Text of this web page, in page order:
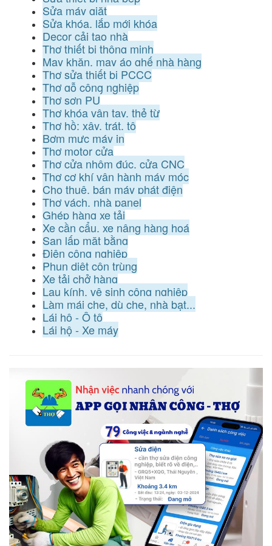
Sửa máy giặt
Sửa khóa, lắp mới khóa
Decor cải tạo nhà
Thợ thiết bị thông minh
May khăn, may áo ghế nhà hàng
Thợ sửa thiết bị PCCC
Thợ gỗ công nghiệp
Thợ sơn PU
Thợ khóa vân tay, thẻ từ
Thợ hồ: xây, trát, tô
Bơm mực máy in
Thợ motor cửa
Thợ cửa nhôm đúc, cửa CNC
Thợ cơ khí vận hành máy móc
Cho thuê, bán máy phát điện
Thợ vách, nhà panel
Ghép hàng xe tải
Xe cần cẩu, xe nâng hàng hoá
San lấp mặt bằng
Điện công nghiệp
Phun diệt côn trùng
Xe tải chở hàng
Lau kính, vệ sinh công nghiệp
Làm mái che, dù che, nhà bạt...
Lái hộ - Ô tô
Lái hộ - Xe máy